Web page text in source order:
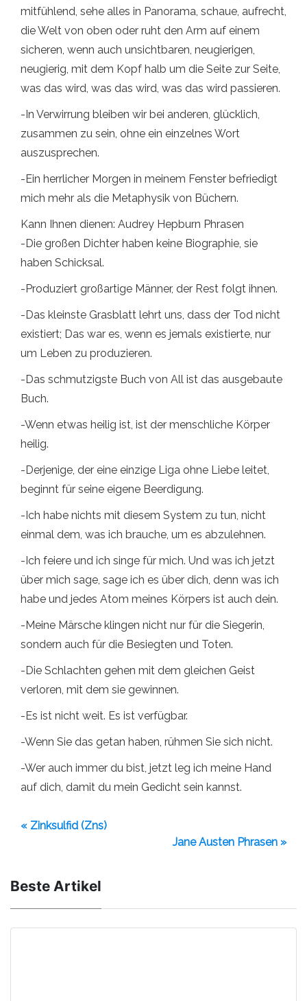
mitfühlend, sehe alles in Panorama, schaue, aufrecht,
die Welt von oben oder ruht den Arm auf einem
sicheren, wenn auch unsichtbaren, neugierigen,
neugierig, mit dem Kopf halb um die Seite zur Seite,
was das wird, was das wird, was das wird passieren.
-In Verwirrung bleiben wir bei anderen, glücklich,
zusammen zu sein, ohne ein einzelnes Wort
auszusprechen.
-Ein herrlicher Morgen in meinem Fenster befriedigt
mich mehr als die Metaphysik von Büchern.
Kann Ihnen dienen: Audrey Hepburn Phrasen
-Die großen Dichter haben keine Biographie, sie
haben Schicksal.
-Produziert großartige Männer, der Rest folgt ihnen.
-Das kleinste Grasblatt lehrt uns, dass der Tod nicht
existiert; Das war es, wenn es jemals existierte, nur
um Leben zu produzieren.
-Das schmutzigste Buch von All ist das ausgebaute
Buch.
-Wenn etwas heilig ist, ist der menschliche Körper
heilig.
-Derjenige, der eine einzige Liga ohne Liebe leitet,
beginnt für seine eigene Beerdigung.
-Ich habe nichts mit diesem System zu tun, nicht
einmal dem, was ich brauche, um es abzulehnen.
-Ich feiere und ich singe für mich. Und was ich jetzt
über mich sage, sage ich es über dich, denn was ich
habe und jedes Atom meines Körpers ist auch dein.
-Meine Märsche klingen nicht nur für die Siegerin,
sondern auch für die Besiegten und Toten.
-Die Schlachten gehen mit dem gleichen Geist
verloren, mit dem sie gewinnen.
-Es ist nicht weit. Es ist verfügbar.
-Wenn Sie das getan haben, rühmen Sie sich nicht.
-Wer auch immer du bist, jetzt leg ich meine Hand
auf dich, damit du mein Gedicht sein kannst.
« Zinksulfid (Zns)
Jane Austen Phrasen »
Beste Artikel